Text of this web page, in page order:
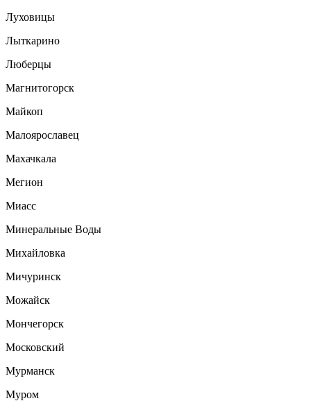
Луховицы
Лыткарино
Люберцы
Магнитогорск
Майкоп
Малоярославец
Махачкала
Мегион
Миасс
Минеральные Воды
Михайловка
Мичуринск
Можайск
Мончегорск
Московский
Мурманск
Муром